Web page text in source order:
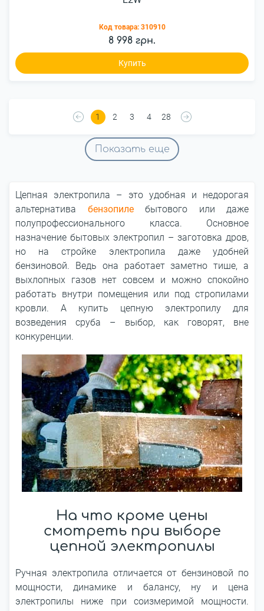
Код товара: 310910
8 998 грн.
Купить
1 2 3 4 28
Показать еще
Цепная электропила – это удобная и недорогая
альтернатива бензопилебытового или даже
полупрофессионального класса. Основное
назначение бытовых электропил – заготовка дров,
но на стройке электропила даже удобней
бензиновой. Ведь она работает заметно тише, а
выхлопных газов нет совсем и можно спокойно
работать внутри помещения или под стропилами
кровли. А купить цепную электропилу для
возведения сруба – выбор, как говорят, вне
конкуренции.
На что кроме цены
смотреть при выборе
цепной электропилы
Ручная электропила отличается от бензиновой по
мощности, динамике и балансу, ну и цена
электропилы ниже при соизмеримой мощности.